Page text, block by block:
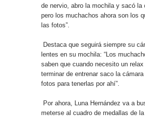
de nervio, abro la mochila y sacó la
pero los muchachos ahora son los
las fotos”.
Destaca que seguirá siempre su
lentes en su mochila: “Los
saben que cuando necesito un relax
terminar de entrenar saco la
fotos para tenerlas por ahí”.
Por ahora, Luna Hernández va a
meterse al cuadro de medallas de la